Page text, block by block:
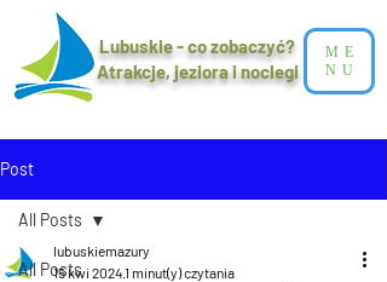
Lubuskie - co zobaczyć?
Atrakcje, jeziora i noclegi​
ME
NU
Post
All Posts
All Posts
lubuskiemazury
15 kwi 20241 minut(y) czytania